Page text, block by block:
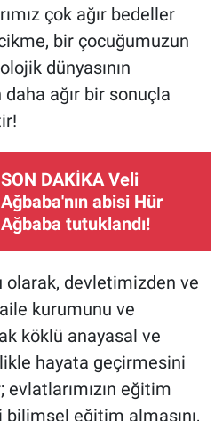
çok ağır bedeller
bir çocuğumuzun
dünyasının
ağır bir sonuçla
SON DAKİKA Veli
Ağbaba'nın abisi Hür
Ağbaba tutuklandı!
devletimizden ve
kurumunu ve
köklü anayasal ve
hayata geçirmesini
eğitim
eğitim almasını,